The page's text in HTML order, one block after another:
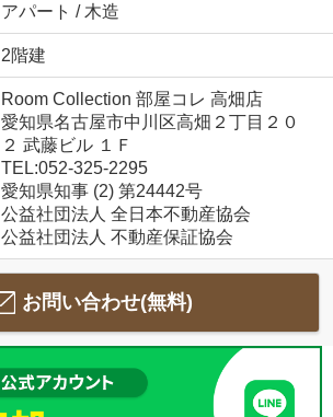
アパート / 木造
2階建
Room Collection 部屋コレ 高畑店
愛知県名古屋市中川区高畑２丁目２０
２ 武藤ビル １Ｆ
TEL:052-325-2295
愛知県知事 (2) 第24442号
公益社団法人 全日本不動産協会
公益社団法人 不動産保証協会
お問い合わせ(無料)